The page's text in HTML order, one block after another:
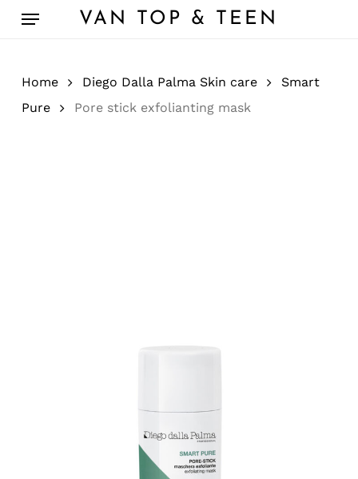
VAN TOP & TEEN
Menu
Home Diego Dalla Palma Skin care
Smart
Pure
Pore stick exfolianting mask